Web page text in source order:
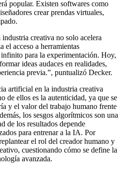
popular. Existen softwares como
crear prendas virtuales,
creativa no solo acelera
el acceso a herramientas
para la experimentación. Hoy,
ideas audaces en realidades,
previa.”, puntualizó Decker.
artificial en la industria creativa
de ellos es la autenticidad, ya que se
y el valor del trabajo humano frente
los sesgos algorítmicos son una
de los resultados depende
para entrenar a la IA. Por
el rol del creador humano y
cuestionando cómo se define la
avanzada.